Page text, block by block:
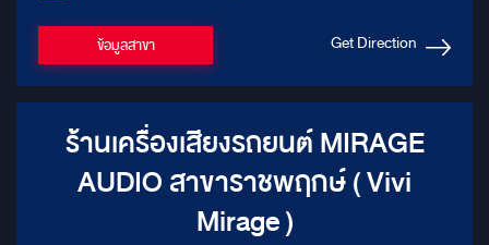
ข้อมูลสาขา Get Direction
ร้านเครื่องเสียงรถยนต์ MIRAGE
AUDIO สาขาราชพฤกษ์ ( Vivi
Mirage )